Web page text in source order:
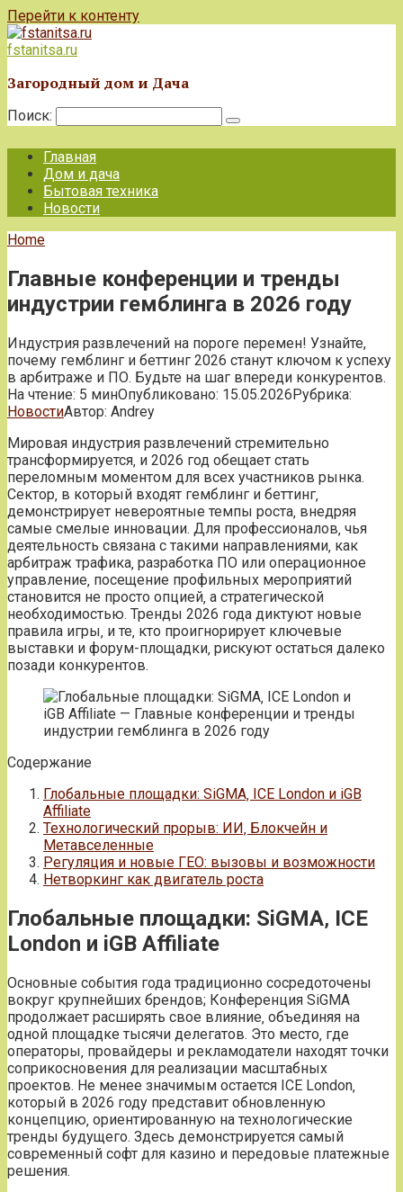
Перейти к контенту
fstanitsa.ru
Загородный дом и Дача
Поиск:
Главная
Дом и дача
Бытовая техника
Новости
Home
Главные конференции и тренды
индустрии гемблинга в 2026 году
Индустрия развлечений на пороге перемен! Узнайте,
почему гемблинг и беттинг 2026 станут ключом к успеху
в арбитраже и ПО. Будьте на шаг впереди конкурентов.
На чтение: 5 минОпубликовано: 15.05.2026Рубрика:
НовостиАвтор: Andrey
Мировая индустрия развлечений стремительно
трансформируется‚ и 2026 год обещает стать
переломным моментом для всех участников рынка.
Сектор‚ в который входят гемблинг и беттинг‚
демонстрирует невероятные темпы роста‚ внедряя
самые смелые инновации. Для профессионалов‚ чья
деятельность связана с такими направлениями‚ как
арбитраж трафика‚ разработка ПО или операционное
управление‚ посещение профильных мероприятий
становится не просто опцией‚ а стратегической
необходимостью. Тренды 2026 года диктуют новые
правила игры‚ и те‚ кто проигнорирует ключевые
выставки и форум-площадки‚ рискуют остаться далеко
позади конкурентов.
Содержание
Глобальные площадки: SiGMA‚ ICE London и iGB
Affiliate
Технологический прорыв: ИИ‚ Блокчейн и
Метавселенные
Регуляция и новые ГЕО: вызовы и возможности
Нетворкинг как двигатель роста
Глобальные площадки: SiGMA‚ ICE
London и iGB Affiliate
Основные события года традиционно сосредоточены
вокруг крупнейших брендов; Конференция SiGMA
продолжает расширять свое влияние‚ объединяя на
одной площадке тысячи делегатов. Это место‚ где
операторы‚ провайдеры и рекламодатели находят точки
соприкосновения для реализации масштабных
проектов. Не менее значимым остается ICE London‚
который в 2026 году представит обновленную
концепцию‚ ориентированную на технологические
тренды будущего. Здесь демонстрируется самый
современный софт для казино и передовые платежные
решения.